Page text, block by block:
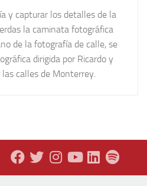
y capturar los detalles de la
la caminata fotográfica
de la fotografía de calle, se
dirigida por Ricardo y
calles de Monterrey.